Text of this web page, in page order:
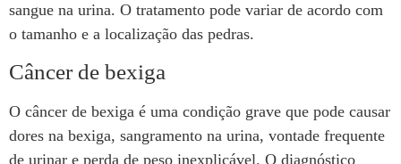
sangue na urina. O tratamento pode variar de acordo com
o tamanho e a localização das pedras.
Câncer de bexiga
O câncer de bexiga é uma condição grave que pode causar
dores na bexiga, sangramento na urina, vontade frequente
de urinar e perda de peso inexplicável. O diagnóstico